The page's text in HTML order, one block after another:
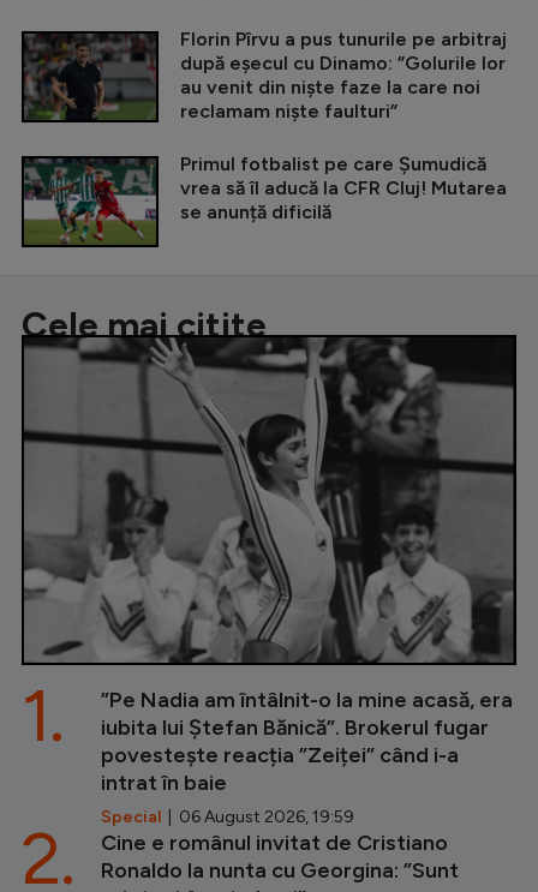
Florin Pîrvu a pus tunurile pe arbitraj
după eșecul cu Dinamo: ”Golurile lor
au venit din niște faze la care noi
reclamam niște faulturi”
Primul fotbalist pe care Șumudică
vrea să îl aducă la CFR Cluj! Mutarea
se anunță dificilă
Cele mai citite
”Pe Nadia am întâlnit-o la mine acasă, era
iubita lui Ștefan Bănică”. Brokerul fugar
povestește reacția ”Zeiței” când i-a
intrat în baie
Special | 06 August 2026, 19:59
1.
Cine e românul invitat de Cristiano
Ronaldo la nunta cu Georgina: ”Sunt
2.